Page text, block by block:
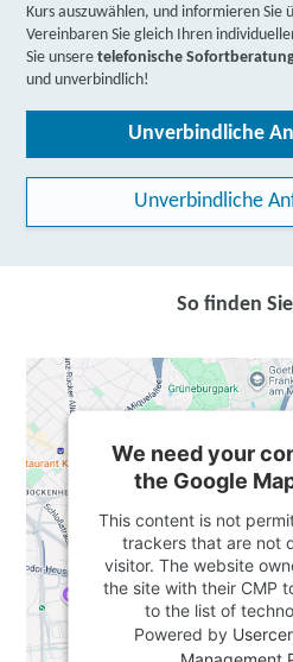
Kurs auszuwählen, und informieren Sie
Vereinbaren Sie gleich Ihren
Sie unseretelefonische
und unverbindlich!
Unverbindliche
Unverbindliche
So finden
We need your
the Google
This content is not
trackers that are not
visitor. The website
the site with their CMP
to the list of
Powered by